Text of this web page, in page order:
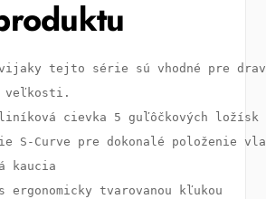
tejto série sú vhodné pre
cievka 5 guľôčkových ložísk
S-Curve pre dokonalé položenie
kaucia
ergonomicky tvarovanou kľukou